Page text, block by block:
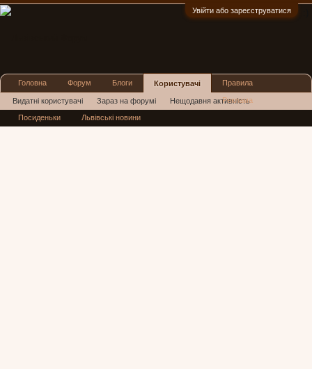
Увійти або зареєструватися
Головна Форум Блоги Користувачі
Видатні користувачі Зараз на форумі Нещодавня активність
Нові повідомлення профілю
Правила
Реклама
Посиденьки Львівські новини